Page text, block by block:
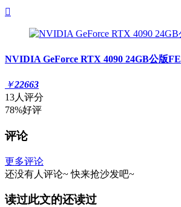

NVIDIA GeForce RTX 4090 24GB公版FE
￥22663
13人评分
78%好评
评论
更多评论
还没有人评论~ 快来抢沙发吧~
读过此文的还读过